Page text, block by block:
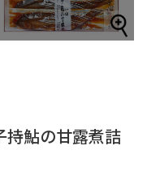
鮎の甘露煮詰